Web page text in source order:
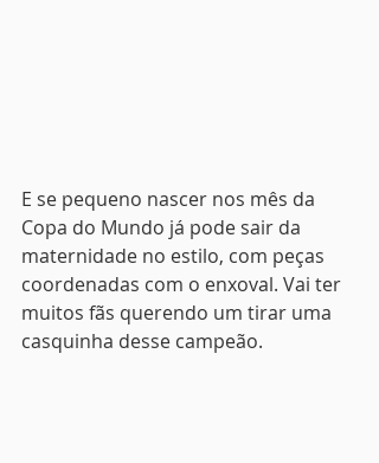
E se pequeno nascer nos mês da
Copa do Mundo já pode sair da
maternidade no estilo, com peças
coordenadas com o enxoval. Vai ter
muitos fãs querendo um tirar uma
casquinha desse campeão.